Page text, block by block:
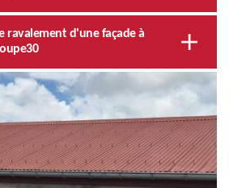
ravalement d'une façade à